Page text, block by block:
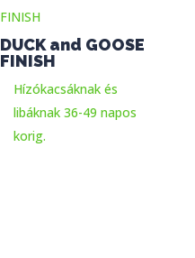
DUCK and GOOSE
FINISH
Hízókacsáknak és
libáknak 36-49 napos
korig.